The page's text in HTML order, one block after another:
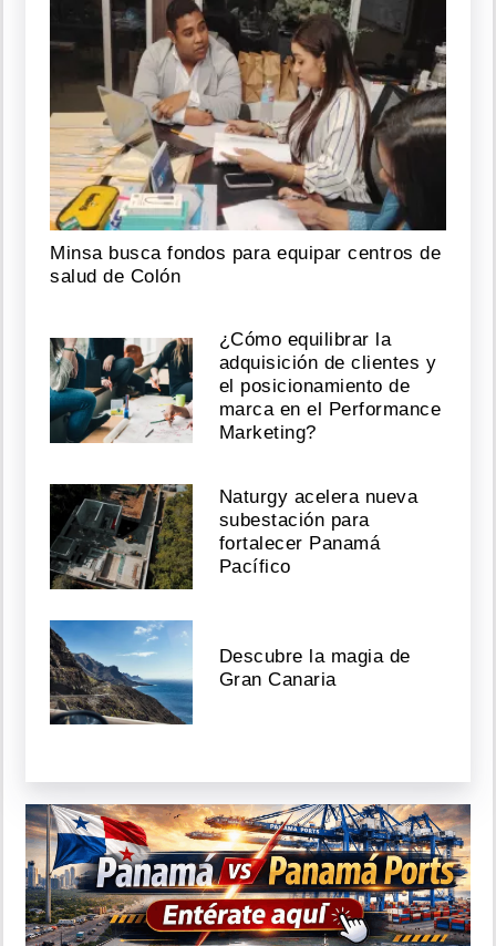
Minsa busca fondos para equipar centros de
salud de Colón
¿Cómo equilibrar la
adquisición de clientes y
el posicionamiento de
marca en el Performance
Marketing?
Naturgy acelera nueva
subestación para
fortalecer Panamá
Pacífico
Descubre la magia de
Gran Canaria